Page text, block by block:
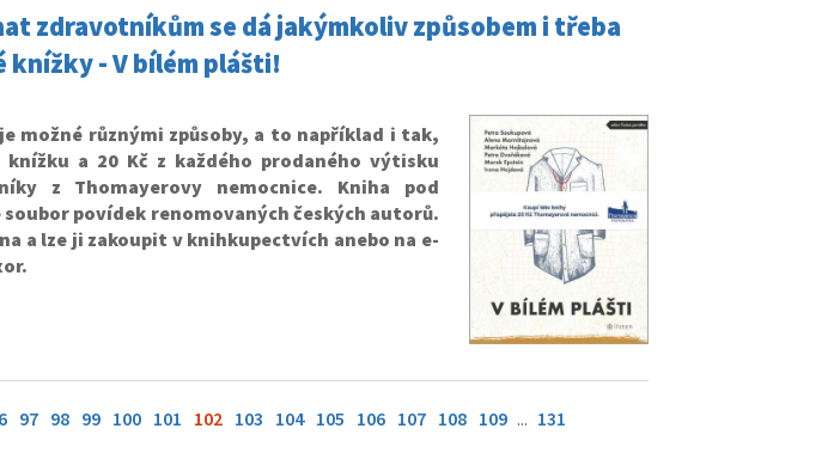
zdravotníkům se dá jakýmkoliv způsobem i třeba
knížky - V bílém plášti!
možné různými způsoby, a to například i tak,
a 20 Kč z každého prodaného výtisku
z Thomayerovy nemocnice. Kniha pod
soubor povídek renomovaných českých autorů.
a lze ji zakoupit v knihkupectvích anebo na e-
.
97 98 99 100 101 102 103 104 105 106 107 108 109 ... 131